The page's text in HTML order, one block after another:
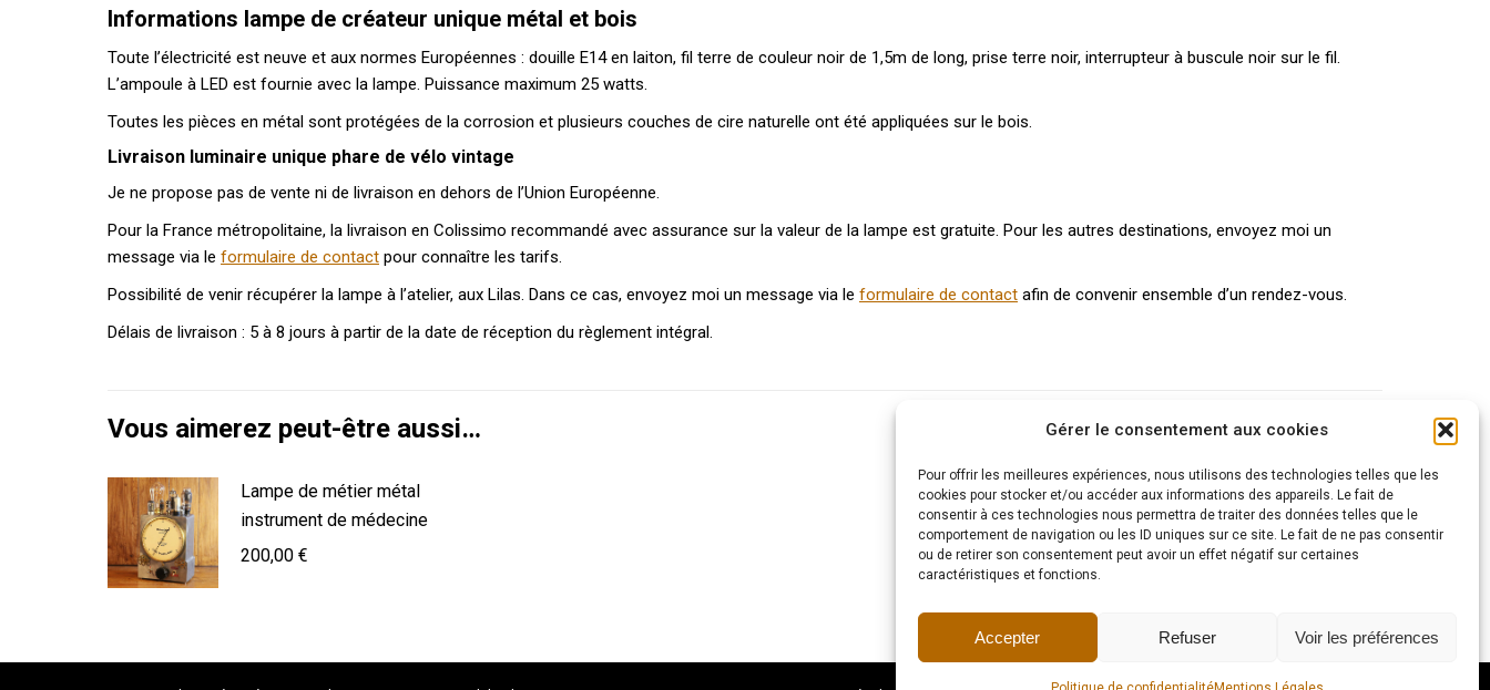
Gérer le consentement aux cookies
Pour offrir les meilleures expériences, nous utilisons des technologies telles que les
cookies pour stocker et/ou accéder aux informations des appareils. Le fait de
consentir à ces technologies nous permettra de traiter des données telles que le
comportement de navigation ou les ID uniques sur ce site. Le fait de ne pas consentir
ou de retirer son consentement peut avoir un effet négatif sur certaines
caractéristiques et fonctions.
Accepter Refuser Voir les préférences
Informations lampe de créateur unique métal et bois
Toute l’électricité est neuve et aux normes Européennes : douille E14 en laiton, fil terre de couleur noir de 1,5m de long, prise terre noir, interrupteur à buscule noir sur le fil.
L’ampoule à LED est fournie avec la lampe. Puissance maximum 25 watts.
Toutes les pièces en métal sont protégées de la corrosion et plusieurs couches de cire naturelle ont été appliquées sur le bois.
Livraison luminaire unique phare de vélo vintage
Je ne propose pas de vente ni de livraison en dehors de l’Union Européenne.
Pour la France métropolitaine, la livraison en Colissimo recommandé avec assurance sur la valeur de la lampe est gratuite. Pour les autres destinations, envoyez moi un
message via le formulaire de contact pour connaître les tarifs.
Possibilité de venir récupérer la lampe à l’atelier, aux Lilas. Dans ce cas, envoyez moi un message via le formulaire de contact afin de convenir ensemble d’un rendez-vous.
Délais de livraison : 5 à 8 jours à partir de la date de réception du règlement intégral.
Vous aimerez peut-être aussi…
Lampe de métier métal
instrument de médecine
200,00 €